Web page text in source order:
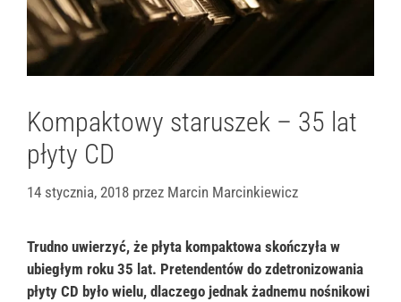
Kompaktowy staruszek – 35 lat
płyty CD
14 stycznia, 2018 przez Marcin Marcinkiewicz
Trudno uwierzyć, że płyta kompaktowa skończyła w
ubiegłym roku 35 lat. Pretendentów do zdetronizowania
płyty CD było wielu, dlaczego jednak żadnemu nośnikowi